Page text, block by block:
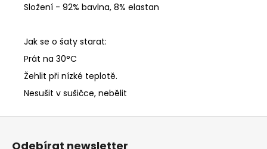
Složení - 92% bavlna, 8% elastan
Jak se o šaty starat:
Prát na 30°C
Žehlit při nízké teplotě.
Nesušit v sušičce, nebělit
Z
Odebírat newsletter